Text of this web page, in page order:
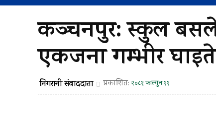
कञ्चनपुर: स्कुल
एकजना गम्भीर घाइते
निगरानी संवाददाता प्रकाशित: २०८१ फाल्गुन ११